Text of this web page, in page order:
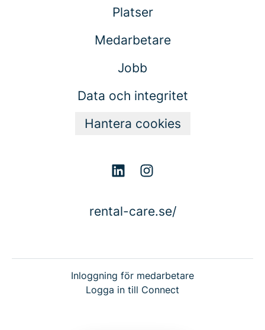
Platser
Medarbetare
Jobb
Data och integritet
Hantera cookies
rental-care.se/
Inloggning för medarbetare
Logga in till Connect